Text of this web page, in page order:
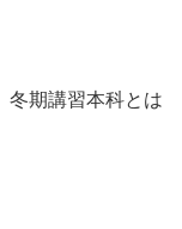
冬期講習本科とは